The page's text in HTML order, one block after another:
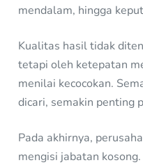
mendalam, hingga
Kualitas hasil tidak
tetapi oleh ketepatan
menilai kecocokan.
dicari, semakin penting
Pada akhirnya,
mengisi jabatan